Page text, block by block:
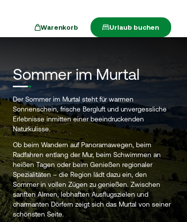
Warenkorb
Produkte Urlaub buchen
Sommer im Murtal
Der Sommer im Murtal steht für warmen
Sonnenschein, frische Bergluft und unvergessliche
Erlebnisse inmitten einer beeindruckenden
Naturkulisse.
Ob beim Wandern auf Panoramawegen, beim
Radfahren entlang der Mur, beim Schwimmen an
heißen Tagen oder beim Genießen regionaler
Spezialitäten – die Region lädt dazu ein, den
Sommer in vollen Zügen zu genießen. Zwischen
sanften Almen, lebhaften Ausflugszielen und
charmanten Dörfern zeigt sich das Murtal von seiner
schönsten Seite.